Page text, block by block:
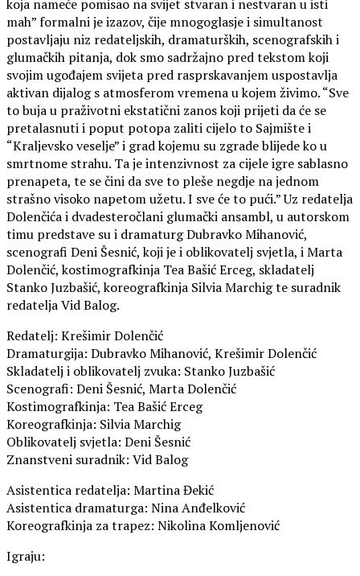
koja nameće pomisao na svijet stvaran i nestvaran u isti
mah” formalni je izazov, čije mnogoglasje i simultanost
postavljaju niz redateljskih, dramaturških, scenografskih i
glumačkih pitanja, dok smo sadržajno pred tekstom koji
svojim ugođajem svijeta pred rasprskavanjem uspostavlja
aktivan dijalog s atmosferom vremena u kojem živimo. “Sve
to buja u praživotni ekstatični zanos koji prijeti da će se
pretalasnuti i poput potopa zaliti cijelo to Sajmište i
“Kraljevsko veselje” i grad kojemu su zgrade blijede ko u
smrtnome strahu. Ta je intenzivnost za cijele igre sablasno
prenapeta, te se čini da sve to pleše negdje na jednom
strašno visoko napetom užetu. I sve će to pući.” Uz redatelja
Dolenčića i dvadesteročlani glumački ansambl, u autorskom
timu predstave su i dramaturg Dubravko Mihanović,
scenografi Deni Šesnić, koji je i oblikovatelj svjetla, i Marta
Dolenčić, kostimografkinja Tea Bašić Erceg, skladatelj
Stanko Juzbašić, koreografkinja Silvia Marchig te suradnik
redatelja Vid Balog.
Redatelj: Krešimir Dolenčić
Dramaturgija: Dubravko Mihanović, Krešimir Dolenčić
Skladatelj i oblikovatelj zvuka: Stanko Juzbašić
Scenografi: Deni Šesnić, Marta Dolenčić
Kostimografkinja: Tea Bašić Erceg
Koreografkinja: Silvia Marchig
Oblikovatelj svjetla: Deni Šesnić
Znanstveni suradnik: Vid Balog
Asistentica redatelja: Martina Đekić
Asistentica dramaturga: Nina Anđelković
Koreografkinja za trapez: Nikolina Komljenović
Igraju: